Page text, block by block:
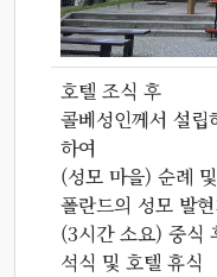
호텔 조식 후
콜베성인께서 설
하여
(성모 마을) 순례
폴란드의 성모 발
(3시간 소요) 중식
석식 및 호텔 휴식